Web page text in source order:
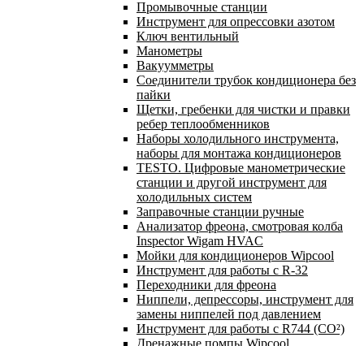
Промывочные станции
Инструмент для опрессовки азотом
Ключ вентильный
Манометры
Вакуумметры
Соединители трубок кондиционера без
пайки
Щетки, гребенки для чистки и правки
ребер теплообменников
Наборы холодильного инструмента,
наборы для монтажа кондиционеров
TESTO. Цифровые манометрические
станции и другой инструмент для
холодильных систем
Заправочные станции ручные
Анализатор фреона, смотровая колба
Inspector Wigam HVAC
Мойки для кондиционеров Wipcool
Инструмент для работы с R-32
Переходники для фреона
Ниппели, депрессоры, инструмент для
замены ниппелей под давлением
Инструмент для работы с R744 (CO²)
Дренажные помпы Wipcool